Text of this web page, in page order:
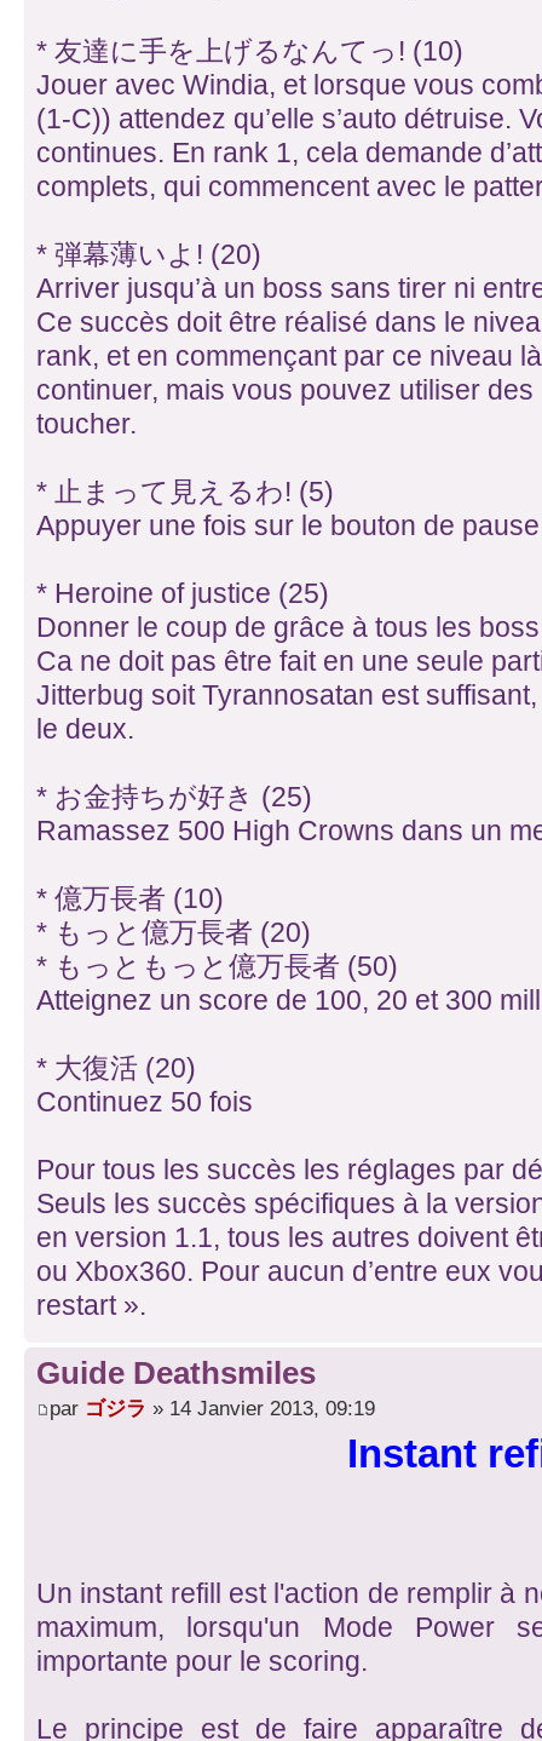
* 友達に手を上げるなんてっ! (10)
Jouer avec Windia, et lorsque vous
(1-C)) attendez qu’elle s’auto détruise.
continues. En rank 1, cela demande
complets, qui commencent avec le
* 弾幕薄いよ! (20)
Arriver jusqu’à un boss sans tirer ni
Ce succès doit être réalisé dans le
rank, et en commençant par ce niveau
continuer, mais vous pouvez utiliser
toucher.
* 止まって見えるわ! (5)
Appuyer une fois sur le bouton de
* Heroine of justice (25)
Donner le coup de grâce à tous les
Ca ne doit pas être fait en une seule
Jitterbug soit Tyrannosatan est
le deux.
* お金持ちが好き (25)
Ramassez 500 High Crowns dans un
* 億万長者 (10)
* もっと億万長者 (20)
* もっともっと億万長者 (50)
Atteignez un score de 100, 20 et 300
* 大復活 (20)
Continuez 50 fois
Pour tous les succès les réglages par
Seuls les succès spécifiques à la
en version 1.1, tous les autres doivent
ou Xbox360. Pour aucun d’entre eux
restart ».
Guide Deathsmiles
par ゴジラ » 14 Janvier 2013, 09:19
Instant
Un instant refill est l'action de remplir à
maximum, lorsqu'un Mode Power
importante pour le scoring.
Le principe est de faire apparaître